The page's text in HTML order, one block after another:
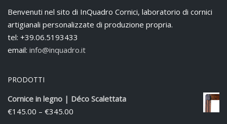
Benvenuti nel sito di InQuadro Cornici, laboratorio di cornici
artigianali personalizzate di produzione propria.
tel: +39.06.5193433
email: info@inquadro.it
PRODOTTI
Cornice in legno | Déco Scalettata
€145.00 – €345.00